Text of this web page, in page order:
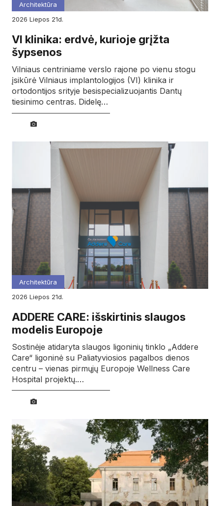
Architektūra
2026
liepos 21d.
VI klinika: erdvė, kurioje grįžta
šypsenos
Vilniaus centriniame verslo rajone po vienu stogu
įsikūrė Vilniaus implantologijos (VI) klinika ir
ortodontijos srityje besispecializuojantis Dantų
tiesinimo centras. Didelę…
Architektūra
2026
liepos 21d.
ADDERE CARE: išskirtinis slaugos
modelis Europoje
Sostinėje atidaryta slaugos ligoninių tinklo „Addere
Care“ ligoninė su Paliatyviosios pagalbos dienos
centru – vienas pirmųjų Europoje Wellness Care
Hospital projektų.…